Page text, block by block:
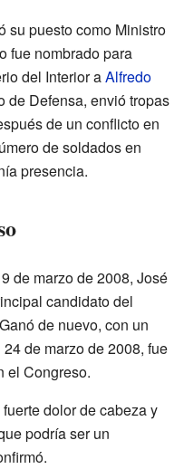
su puesto como Ministro
fue nombrado para
del Interior aAlfredo
de Defensa, envió tropas
de un conflicto en
de soldados en
presencia.
de marzo de 2008, José
candidato del
de nuevo, con un
de marzo de 2008, fue
el Congreso.
dolor de cabeza y
podría ser un